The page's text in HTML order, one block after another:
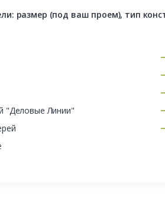
размер (под ваш проем), тип
"Деловые Линии"